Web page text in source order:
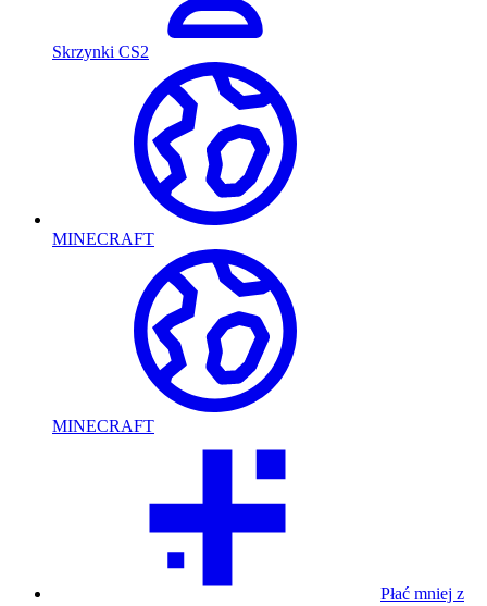
Skrzynki CS2
MINECRAFT
MINECRAFT
Płać mniej z